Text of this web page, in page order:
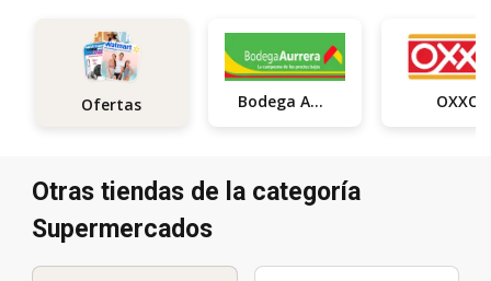
Ofertas Bodega Aurrerá OXXO
Otras tiendas de la categoría
Supermercados